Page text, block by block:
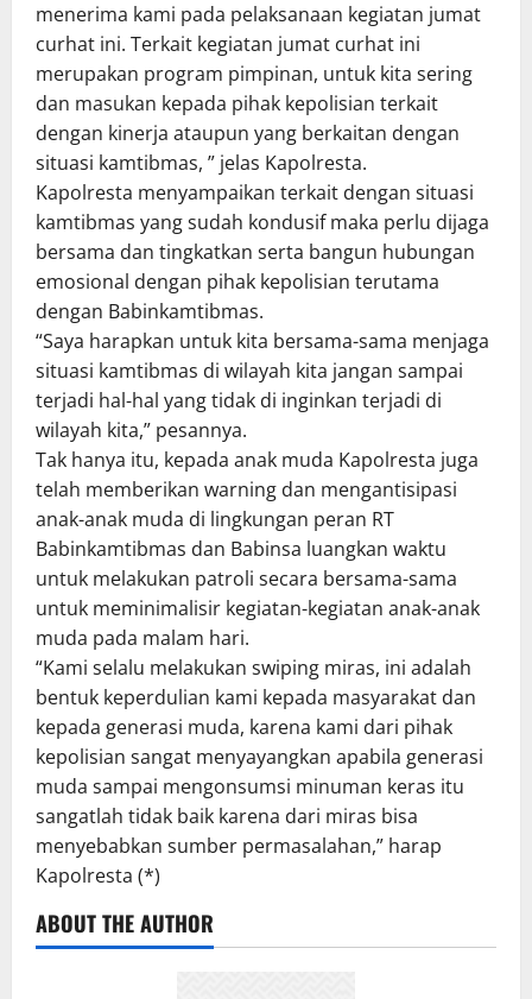
menerima kami pada pelaksanaan kegiatan jumat
curhat ini. Terkait kegiatan jumat curhat ini
merupakan program pimpinan, untuk kita sering
dan masukan kepada pihak kepolisian terkait
dengan kinerja ataupun yang berkaitan dengan
situasi kamtibmas, ” jelas Kapolresta.
Kapolresta menyampaikan terkait dengan situasi
kamtibmas yang sudah kondusif maka perlu dijaga
bersama dan tingkatkan serta bangun hubungan
emosional dengan pihak kepolisian terutama
dengan Babinkamtibmas.
“Saya harapkan untuk kita bersama-sama menjaga
situasi kamtibmas di wilayah kita jangan sampai
terjadi hal-hal yang tidak di inginkan terjadi di
wilayah kita,” pesannya.
Tak hanya itu, kepada anak muda Kapolresta juga
telah memberikan warning dan mengantisipasi
anak-anak muda di lingkungan peran RT
Babinkamtibmas dan Babinsa luangkan waktu
untuk melakukan patroli secara bersama-sama
untuk meminimalisir kegiatan-kegiatan anak-anak
muda pada malam hari.
“Kami selalu melakukan swiping miras, ini adalah
bentuk keperdulian kami kepada masyarakat dan
kepada generasi muda, karena kami dari pihak
kepolisian sangat menyayangkan apabila generasi
muda sampai mengonsumsi minuman keras itu
sangatlah tidak baik karena dari miras bisa
menyebabkan sumber permasalahan,” harap
Kapolresta (*)
ABOUT THE AUTHOR